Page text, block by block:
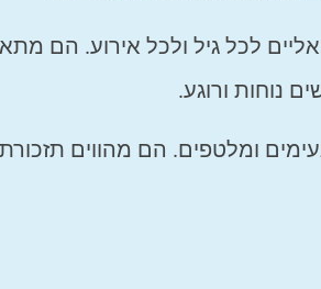
לכל גיל ולכל אירוע. הם
נוחות ורוגע.
ומלטפים. הם מהווים תזכורת